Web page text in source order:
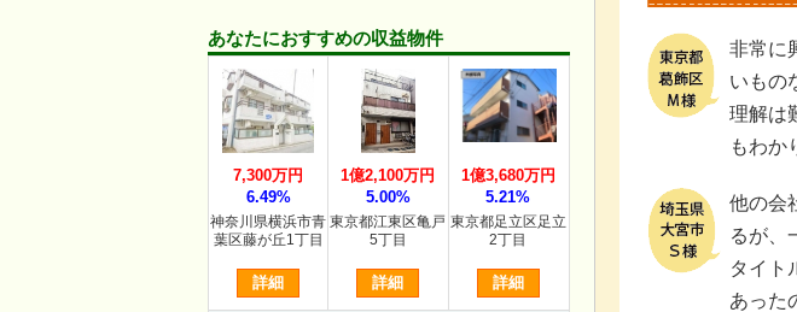
非常に
いもの
理解は
もわか
他の会
るが、
タイト
あった
あなたにおすすめの収益物件
神奈川県横浜市青
葉区藤が丘1丁目
7,300万円
6.49%
詳細
東京都江東区亀戸
5丁目
1億2,100万円
5.00%
詳細
東京都足立区足立
2丁目
1億3,680万円
5.21%
詳細